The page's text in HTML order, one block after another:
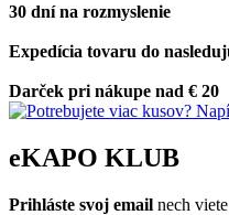
30 dní na rozmyslenie
Expedícia tovaru do
Darček pri nákupe nad € 20
eKAPO KLUB
Prihláste svoj email nech